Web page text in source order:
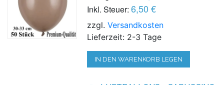
Inkl. Steuer: 6,50 €
zzgl.Versandkosten
Lieferzeit: 2-3 Tage
IN DEN WARENKORB LEGEN